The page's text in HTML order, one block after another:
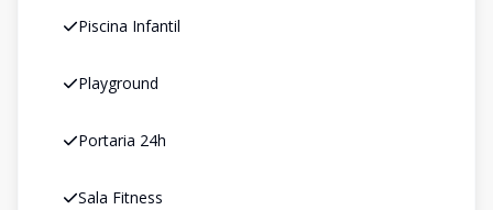
Piscina Infantil
Playground
Portaria 24h
Sala Fitness